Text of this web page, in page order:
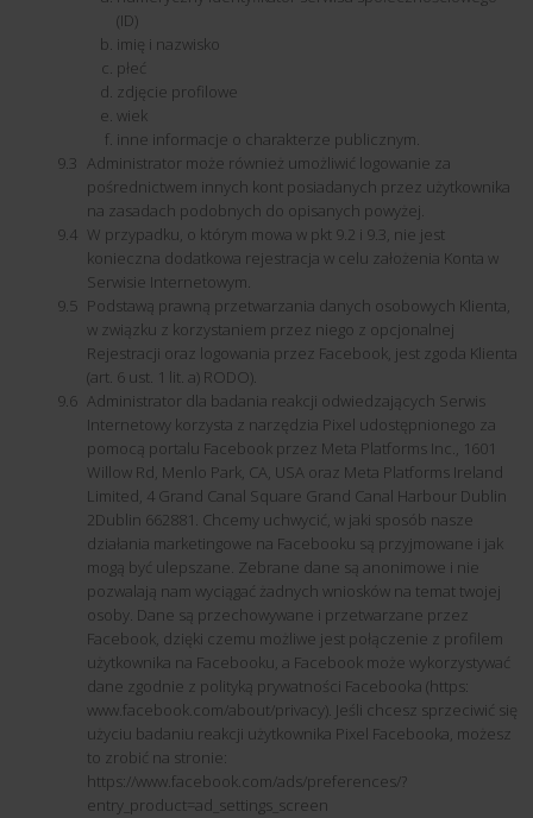
(ID)
imię i nazwisko
płeć
zdjęcie profilowe
wiek
inne informacje o charakterze publicznym.
Administrator może również umożliwić logowanie za
pośrednictwem innych kont posiadanych przez użytkownika
na zasadach podobnych do opisanych powyżej.
W przypadku, o którym mowa w pkt 9.2 i 9.3, nie jest
konieczna dodatkowa rejestracja w celu założenia Konta w
Serwisie Internetowym.
Podstawą prawną przetwarzania danych osobowych Klienta,
w związku z korzystaniem przez niego z opcjonalnej
Rejestracji oraz logowania przez Facebook, jest zgoda Klienta
(art. 6 ust. 1 lit. a) RODO).
Administrator dla badania reakcji odwiedzających Serwis
Internetowy korzysta z narzędzia Pixel udostępnionego za
pomocą portalu Facebook przez Meta Platforms Inc., 1601
Willow Rd, Menlo Park, CA, USA oraz Meta Platforms Ireland
Limited, 4 Grand Canal Square Grand Canal Harbour Dublin
2Dublin 662881. Chcemy uchwycić, w jaki sposób nasze
działania marketingowe na Facebooku są przyjmowane i jak
mogą być ulepszane. Zebrane dane są anonimowe i nie
pozwalają nam wyciągać żadnych wniosków na temat twojej
osoby. Dane są przechowywane i przetwarzane przez
Facebook, dzięki czemu możliwe jest połączenie z profilem
użytkownika na Facebooku, a Facebook może wykorzystywać
dane zgodnie z polityką prywatności Facebooka (https:
www.facebook.com/about/privacy). Jeśli chcesz sprzeciwić się
użyciu badaniu reakcji użytkownika Pixel Facebooka, możesz
to zrobić na stronie:
https://www.facebook.com/ads/preferences/?
entry_product=ad_settings_screen